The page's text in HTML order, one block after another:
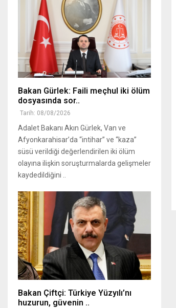
Bakan Gürlek: Faili meçhul iki ölüm
dosyasında sor..
Tarih: 08/08/2026
Adalet Bakanı Akın Gürlek, Van ve
Afyonkarahisar’da “intihar” ve “kaza”
süsü verildiği değerlendirilen iki ölüm
olayına ilişkin soruşturmalarda gelişmeler
kaydedildiğini ..
Bakan Çiftçi: Türkiye Yüzyılı’nı
huzurun, güvenin ..